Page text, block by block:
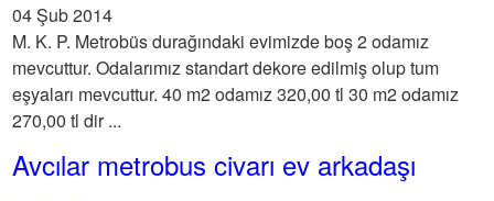
04 Şub 2014
M. K. P. Metrobüs durağındaki evimizde boş 2 odamız
mevcuttur. Odalarımız standart dekore edilmiş olup tum
eşyaları mevcuttur. 40 m2 odamız 320,00 tl 30 m2 odamız
270,00 tl dir ...
Avcılar metrobus civarı ev arkadaşı